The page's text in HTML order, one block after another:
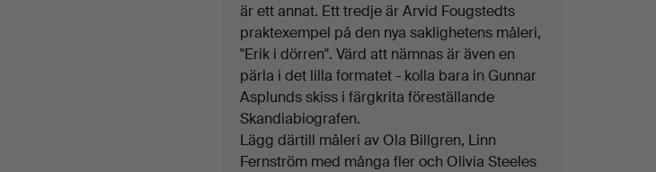
är ett annat. Ett tredje är Arvid Fougstedts
praktexempel på den nya saklighetens måleri,
"Erik i dörren". Värd att nämnas är även en
pärla i det lilla formatet - kolla bara in Gunnar
Asplunds skiss i färgkrita föreställande
Skandiabiografen.
Lägg därtill måleri av Ola Billgren, Linn
Fernström med många fler och Olivia Steeles